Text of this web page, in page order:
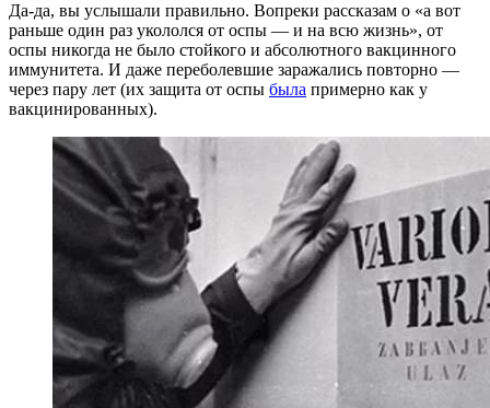
Да-да, вы услышали правильно. Вопреки рассказам о «а вот
раньше один раз укололся от оспы — и на всю жизнь», от
оспы никогда не было стойкого и абсолютного вакцинного
иммунитета. И даже переболевшие заражались повторно —
через пару лет (их защита от оспы была примерно как у
вакцинированных).